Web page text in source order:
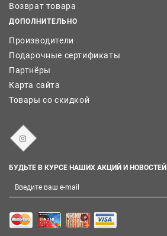
Возврат товара
ДОПОЛНИТЕЛЬНО
Производители
Подарочные сертификаты
Партнёры
Карта сайта
Товары со скидкой
БУДЬТЕ В КУРСЕ НАШИХ АКЦИЙ И НОВОСТЕЙ